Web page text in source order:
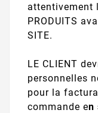
attentivement
PRODUITS
SITE.
LE CLIENT
personnelles
pour la
commande en